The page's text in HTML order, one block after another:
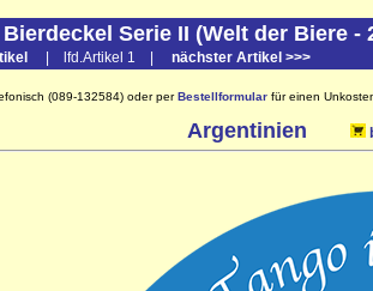
Serie II (Welt der Biere -
| lfd.Artikel 1 | nächster Artikel >>>
(089-132584) oder perBestellformular für einen
Argentinien